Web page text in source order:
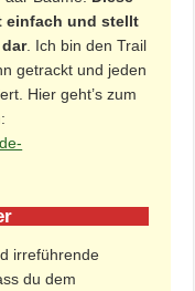
einfach und stellt
. Ich bin den Trail
getrackt und jeden
Hier geht’s zum
irreführende
du dem